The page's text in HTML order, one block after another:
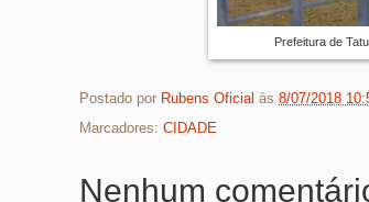
Prefeitura de
Postado por Rubens Oficial às 8/07/2018
Marcadores: CIDADE
Nenhum